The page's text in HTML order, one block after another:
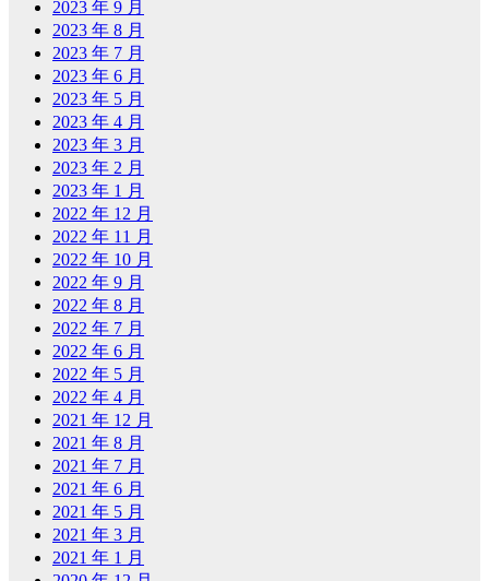
2023 年 9 月
2023 年 8 月
2023 年 7 月
2023 年 6 月
2023 年 5 月
2023 年 4 月
2023 年 3 月
2023 年 2 月
2023 年 1 月
2022 年 12 月
2022 年 11 月
2022 年 10 月
2022 年 9 月
2022 年 8 月
2022 年 7 月
2022 年 6 月
2022 年 5 月
2022 年 4 月
2021 年 12 月
2021 年 8 月
2021 年 7 月
2021 年 6 月
2021 年 5 月
2021 年 3 月
2021 年 1 月